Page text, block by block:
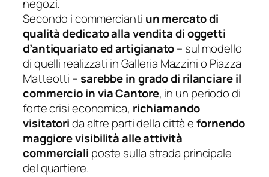
negozi.
Secondo i commercianti un mercato di
qualità dedicato alla vendita di oggetti
d’antiquariato ed artigianato– sul modello
di quelli realizzati in Galleria Mazzini o Piazza
Matteotti –sarebbe in grado di rilanciare il
commercio in via Cantore, in un periodo di
forte crisi economica, richiamando
visitatorida altre parti della città efornendo
maggiore visibilità alle attività
commerciali poste sulla strada principale
del quartiere.